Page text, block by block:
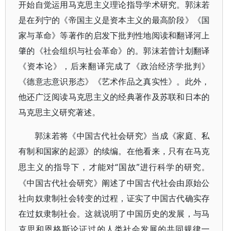
开始自觉运用马克思主义理论指导学术研究。郭沫若
是在列宁的 《帝国主义是资本主义的最高阶段》
《国
家与革命》等著作的启发下批判性地阅读和翻译河上
肇的《社会组织与社会革命》的。郭沫若曾计划翻译
《资本论》，后来翻译完成了
《政治经济学批判》
《德意志意识形态》《艺术作品之真实性》。此外，
他还广泛阅读马克思主义的经典著作及苏联和日本的
马克思主义研究著述。
郭沫若将《中国古代社会研究》当成 《家庭、私
有制和国家的起源》 的续编。在他看来，只有在马克
思主义的指导下，才能对“国故”进行科学的研究。
《中国古代社会研究》阐述了中国古代社会由原始公
社向奴隶制社会转变的过程，证实了中国古代确实存
在过奴隶制社会。这就说明了中国历史的发展，与马